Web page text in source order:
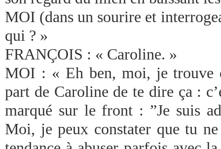
MOI (dans un sourire et
qui ? »
FRANÇOIS : « Caroline. »
MOI : « Eh ben, moi, je trouve
part de Caroline de te dire ça :
marqué sur le front : ”Je suis
Moi, je peux constater que tu